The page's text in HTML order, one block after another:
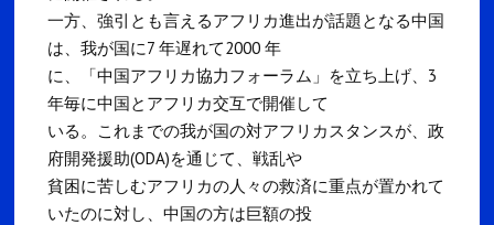
一方、強引とも言えるアフリカ進出が話題となる中国
は、我が国に7 年遅れて2000 年
に、「中国アフリカ協力フォーラム」を立ち上げ、3
年毎に中国とアフリカ交互で開催して
いる。これまでの我が国の対アフリカスタンスが、政
府開発援助(ODA)を通じて、戦乱や
貧困に苦しむアフリカの人々の救済に重点が置かれて
いたのに対し、中国の方は巨額の投